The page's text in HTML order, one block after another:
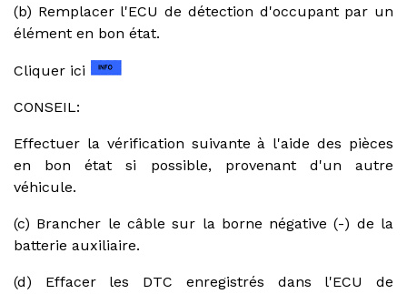
(b) Remplacer l'ECU de détection d'occupant par un
élément en bon état.
Cliquer ici
CONSEIL:
Effectuer la vérification suivante à l'aide des pièces
en bon état si possible, provenant d'un autre
véhicule.
(c) Brancher le câble sur la borne négative (-) de la
batterie auxiliaire.
(d) Effacer les DTC enregistrés dans l'ECU de